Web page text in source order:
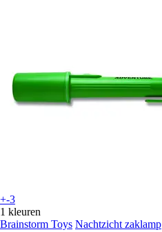
+-3
1 kleuren
Brainstorm Toys Nachtzicht zaklamp